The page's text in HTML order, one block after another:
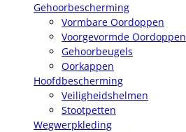
Gehoorbescherming
Vormbare Oordoppen
Voorgevormde Oordoppen
Gehoorbeugels
Oorkappen
Hoofdbescherming
Veiligheidshelmen
Stootpetten
Wegwerpkleding